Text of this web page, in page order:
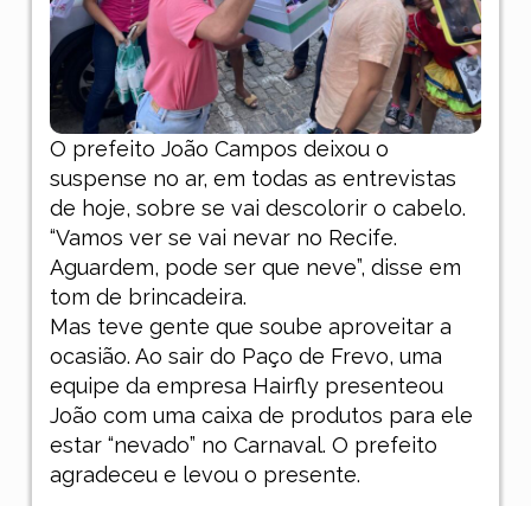
O prefeito João Campos deixou o
suspense no ar, em todas as entrevistas
de hoje, sobre se vai descolorir o cabelo.
“Vamos ver se vai nevar no Recife.
Aguardem, pode ser que neve”, disse em
tom de brincadeira.
Mas teve gente que soube aproveitar a
ocasião. Ao sair do Paço de Frevo, uma
equipe da empresa Hairfly presenteou
João com uma caixa de produtos para ele
estar “nevado” no Carnaval. O prefeito
agradeceu e levou o presente.